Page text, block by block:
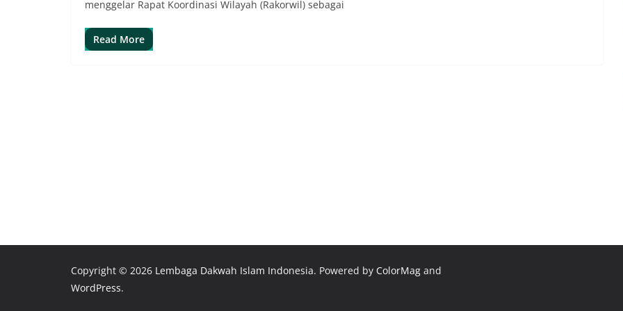
menggelar Rapat Koordinasi Wilayah (Rakorwil) sebagai
Read More
Copyright © 2026 Lembaga Dakwah Islam Indonesia. Powered by ColorMag and
WordPress.